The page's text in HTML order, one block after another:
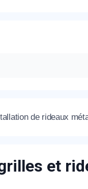
de rideaux
et